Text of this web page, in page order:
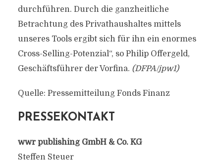
durchführen. Durch die ganzheitliche
Betrachtung des Privathaushaltes mittels
unseres Tools ergibt sich für ihn ein enormes
Cross-Selling-Potenzial“, so Philip Offergeld,
Geschäftsführer der Vorfina. (DFPA/jpw1)
Quelle: Pressemitteilung Fonds Finanz
PRESSEKONTAKT
wwr publishing GmbH & Co. KG
Steffen Steuer